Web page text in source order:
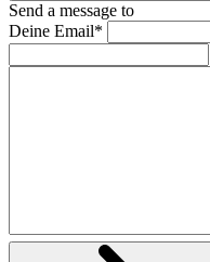
Send a message to
Deine Email*